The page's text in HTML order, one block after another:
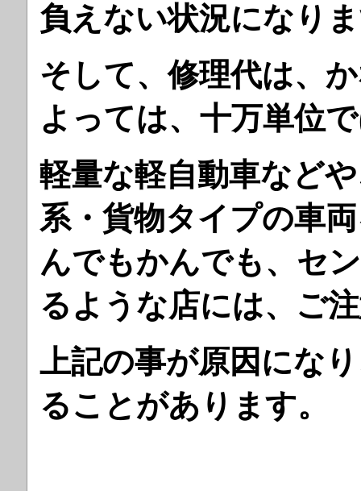
負えない状況になり
そして、修理代は、
よっては、十万単位
軽量な軽自動車など
系・貨物タイプの車
んでもかんでも、セ
るような店には、ご
上記の事が原因にな
ることがあ ります。